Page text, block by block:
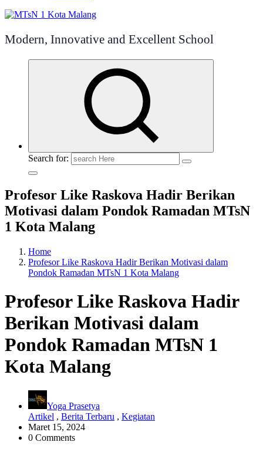
Modern, Innovative and Excellent School
Search for:
Profesor Like Raskova Hadir Berikan
Motivasi dalam Pondok Ramadan MTsN
1 Kota Malang
Home
Profesor Like Raskova Hadir Berikan Motivasi dalam
Pondok Ramadan MTsN 1 Kota Malang
Profesor Like Raskova Hadir
Berikan Motivasi dalam
Pondok Ramadan MTsN 1
Kota Malang
Yoga Prasetya
Artikel , Berita Terbaru , Kegiatan
Maret 15, 2024
0 Comments